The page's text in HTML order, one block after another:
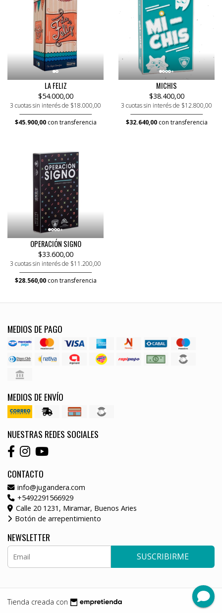
LA FELIZ
$54.000,00
3 cuotas sin interés de $18.000,00
$45.900,00con transferencia
MICHIS
$38.400,00
3 cuotas sin interés de $12.800,00
$32.640,00con transferencia
OPERACIÓN SIGNO
$33.600,00
3 cuotas sin interés de $11.200,00
$28.560,00con transferencia
MEDIOS DE PAGO
MEDIOS DE ENVÍO
NUESTRAS REDES SOCIALES
CONTACTO
info@jugandera.com
+5492291566929
Calle 20 1231, Miramar, Buenos Aries
Botón de arrepentimiento
NEWSLETTER
SUSCRIBIRME
Tienda creada con